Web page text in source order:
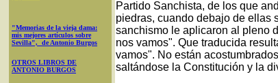
"Memorias de la vieja dama:
mis mejores artículos sobre
Sevilla", de Antonio Burgos
OTROS LIBROS DE
ANTONIO BURGOS
Partido Sanchista, de los que
piedras, cuando debajo de ellas
sanchismo le aplicaron al pleno
nos vamos". Que traducida
vamos". No están
saltándose la Constitución y la